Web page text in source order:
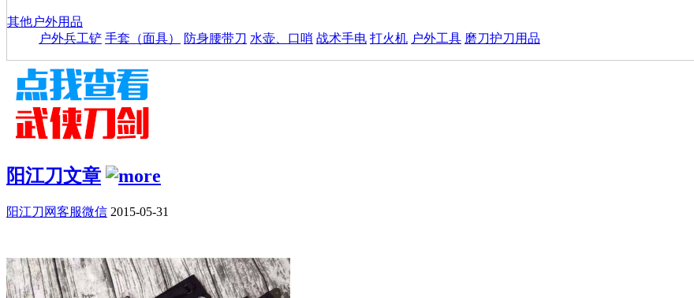
其他户外用品
户外兵工铲 手套（面具） 防身腰带刀 水壶、口哨 战术手电 打火机 户外工具 磨刀护刀用品
阳江刀文章
阳江刀网客服微信 2015-05-31